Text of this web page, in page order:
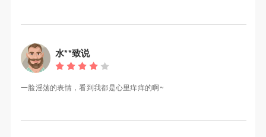
水**致说
一脸淫荡的表情，看到我都是心里痒痒的啊~